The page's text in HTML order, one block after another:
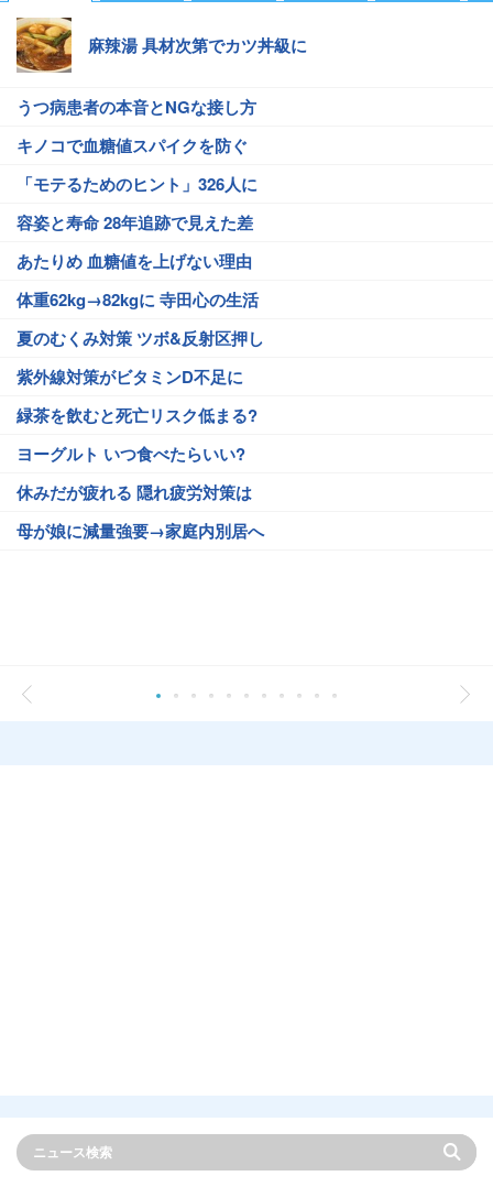
麻辣湯 具材次第でカツ丼級に
うつ病患者の本音とNGな接し方
キノコで血糖値スパイクを防ぐ
「モテるためのヒント」326人に
容姿と寿命 28年追跡で見えた差
あたりめ 血糖値を上げない理由
体重62kg→82kgに 寺田心の生活
夏のむくみ対策 ツボ&反射区押し
紫外線対策がビタミンD不足に
緑茶を飲むと死亡リスク低まる?
ヨーグルト いつ食べたらいい?
休みだが疲れる 隠れ疲労対策は
母が娘に減量強要→家庭内別居へ